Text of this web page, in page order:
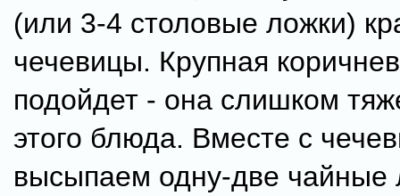
(или 3-4 столовые ложки)
чечевицы. Крупная
подойдет - она слишком
этого блюда. Вместе с
высыпаем одну-две чайные